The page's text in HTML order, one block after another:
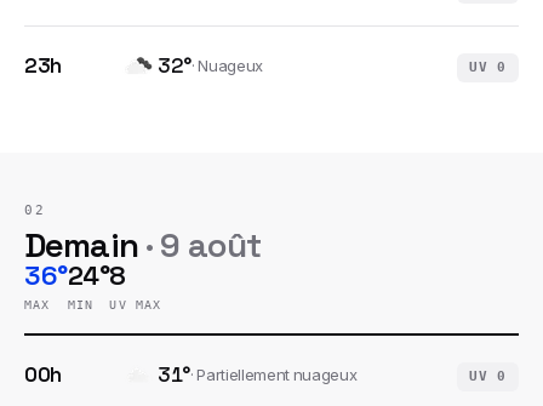
23h 32°·Nuageux UV0
02
Demain·9 août
36°
MAX
24°
MIN
8
UV MAX
00h 31°·Partiellement nuageux UV0